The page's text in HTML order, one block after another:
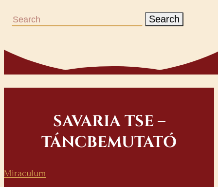
Search
SAVARIA TSE –
TÁNCBEMUTATÓ
Miraculum